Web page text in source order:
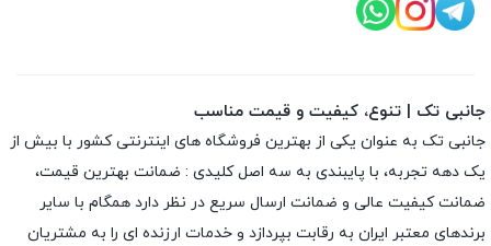
جانبی تک | تنوع، کیفیت و قیمت مناسب
جانبی تک به عنوان یکی از بهترین فروشگاه های اینترنتی کشور با بیش از
یک دهه تجربه، با پایبندی به سه اصل کلیدی : ضمانت بهترین قیمت،
ضمانت کیفیت عالی و ضمانت ارسال سریع در نظر دارد همگام با سایر
برندهای معتبر ایران به رقابت بپردازد و خدمات ارزنده ای را به مشتریان